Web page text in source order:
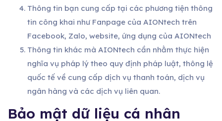
Thông tin bạn cung cấp tại các phương tiện thông
tin công khai như Fanpage của AIONtech trên
Facebook, Zalo, website, ứng dụng của AIONtech
Thông tin khác mà AIONtech cần nhằm thực hiện
nghĩa vụ pháp lý theo quy định pháp luật, thông lệ
quốc tế về cung cấp dịch vụ thanh toán, dịch vụ
ngân hàng và các dịch vụ liên quan.
Bảo mật dữ liệu cá nhân